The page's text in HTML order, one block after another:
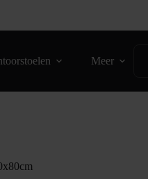
Meer